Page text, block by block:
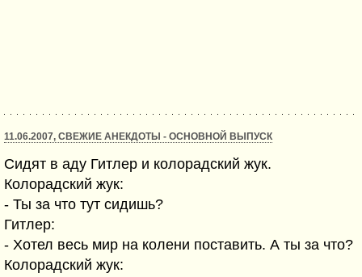
11.06.2007, СВЕЖИЕ АНЕКДОТЫ - ОСНОВНОЙ ВЫПУСК
Сидят в аду Гитлер и колорадский жук.
Колорадский жук:
- Ты за что тут сидишь?
Гитлер:
- Хотел весь мир на колени поставить. А ты за что?
Колорадский жук: